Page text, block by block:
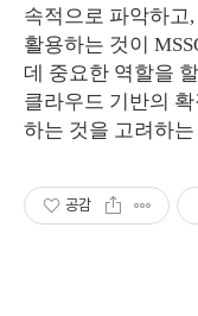
속적으로 파악하고
활용하는 것이
데 중요한 역할을
클라우드 기반의
하는 것을 고려하
공감